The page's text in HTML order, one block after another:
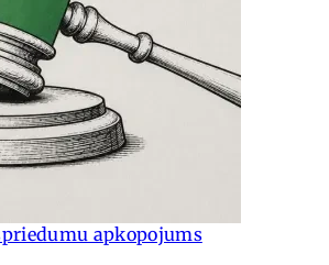
apkopojums